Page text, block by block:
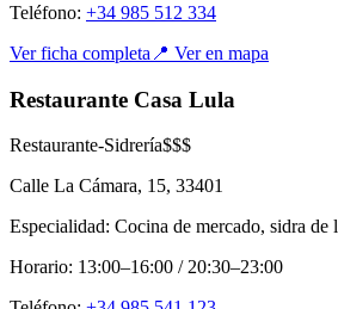
Teléfono: +34 985 512 334
Ver ficha completa 📍 Ver en mapa
Restaurante Casa Lula
Restaurante-Sidrería$$$
Calle La Cámara, 15, 33401
Especialidad: Cocina de mercado, sidra de
Horario: 13:00–16:00 / 20:30–23:00